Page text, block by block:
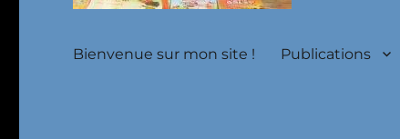
Bienvenue sur mon site ! Publications